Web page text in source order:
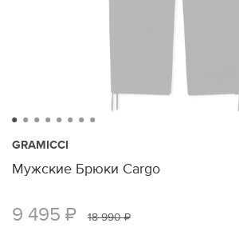
GRAMICCI
Мужские Брюки Cargo
9 495 ₽ 18 990 ₽